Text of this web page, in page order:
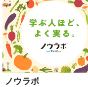
ノウラボ